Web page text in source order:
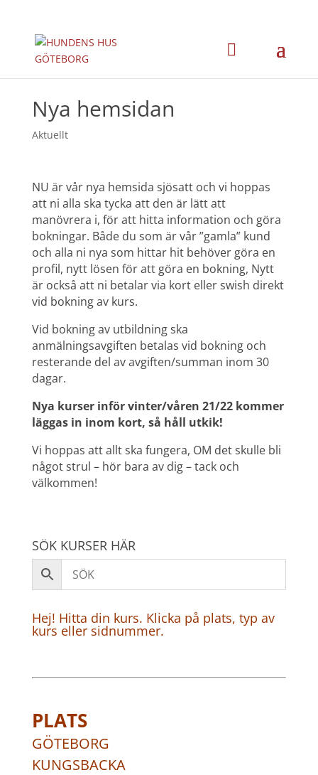
Nya hemsidan
Aktuellt
NU är vår nya hemsida sjösatt och vi hoppas
att ni alla ska tycka att den är lätt att
manövrera i, för att hitta information och göra
bokningar. Både du som är vår ”gamla” kund
och alla ni nya som hittar hit behöver göra en
profil, nytt lösen för att göra en bokning, Nytt
är också att ni betalar via kort eller swish direkt
vid bokning av kurs.
Vid bokning av utbildning ska
anmälningsavgiften betalas vid bokning och
resterande del av avgiften/summan inom 30
dagar.
Nya kurser inför vinter/våren 21/22 kommer
läggas in inom kort, så håll utkik!
Vi hoppas att allt ska fungera, OM det skulle bli
något strul – hör bara av dig – tack och
välkommen!
SÖK KURSER HÄR
Hej! Hitta din kurs. Klicka på plats, typ av
kurs eller sidnummer.
PLATS
GÖTEBORG
KUNGSBACKA